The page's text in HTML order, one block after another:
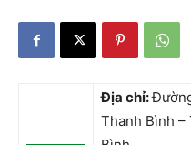
Địa chỉ:
Thanh Bình –